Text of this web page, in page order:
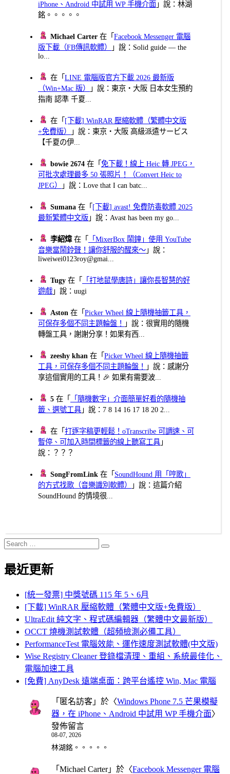
iPhone、Android 中試用 WP 手機介面 」說：林湖
銘。。。。。
Michael Carter 在「Facebook Messenger 電腦
版下載（FB傳訊軟體）
」說：Solid guide — the
lo...
在「LINE 電腦版官方下載 2026 最新版
（Win+Mac 版）
」說：東京・大阪 日本女生預約
指南 認準 千夏...
在「 [下載] WinRAR 壓縮軟體（繁體中文版
+免費版）
」說：東京・大阪 高級派遣サービス
【千夏の伊...
bowie 2674 在「免下載！線上 Heic 轉 JPEG，
可批次處理最多 50 張照片！（Convert Heic to
JPEG）
」說：Love that I can batc...
Sumana 在「 [下載] avast! 免費防毒軟體 2025
最新繁體中文版 」說：Avast has been my go...
李紹煒在「
「MixerBox 鬧鐘」使用 YouTube
音樂當鬧鈴聲！讓你舒服的醒來～ 」說：
liweiwei0123roy@gmai...
Tugy 在「
「打地鼠學唐詩」讓你長智慧的好
遊戲 」說：uugi
Aston 在「Picker Wheel 線上隨機抽籤工具，
可保存多個不同主題輪盤！
」說：很實用的隨機
轉盤工具，謝謝分享！如果有西...
zeeshy khan 在「Picker Wheel 線上隨機抽籤
工具，可保存多個不同主題輪盤！
」說：感謝分
享這個實用的工具！🎉 如果有需要波...
5 在「
「隨機數字」介面簡單好看的隨機抽
籤、選號工具 」說：7 8 14 16 17 18 20 2...
在「打逐字稿更輕鬆！oTranscribe 可調速、可
暫停、可加入時間標籤的線上聽寫工具 」
說：？？？
SongFromLink 在「 SoundHound 用「哼歌」
的方式找歌（音樂識別軟體）
」說：這篇介紹
SoundHound 的情境很...
Search
for:
Search
最近更新
[統一發票] 中獎號碼 115 年 5、6月
[下載] WinRAR 壓縮軟體（繁體中文版+免費版）
UltraEdit 純文字、程式碼編輯器（繁體中文最新版）
OCCT 燒機測試軟體（超頻檢測必備工具）
PerformanceTest 電腦效能、運作速度測試軟體(中文版)
Wise Registry Cleaner 登錄檔清理、重組、系統最佳化、
電腦加速工具
[免費] AnyDesk 遠端桌面：跨平台遙控 Win, Mac 電腦
「 匿名訪客 」於〈Windows Phone 7.5 芒果模擬
器，在 iPhone、Android 中試用 WP 手機介面〉
發佈留言
08-07, 2026
林湖銘。。。。。
「 Michael Carter」於〈Facebook Messenger 電腦